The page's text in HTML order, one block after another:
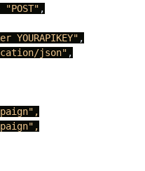
"POST" ,
,
json" ,